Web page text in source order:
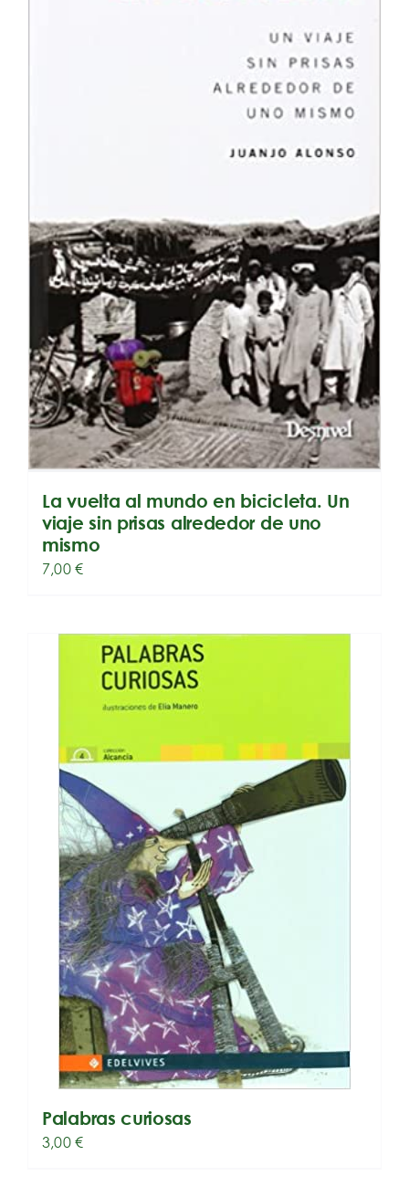
La vuelta al mundo en bicicleta. Un
viaje sin prisas alrededor de uno
mismo
7,00€
Palabras curiosas
3,00€